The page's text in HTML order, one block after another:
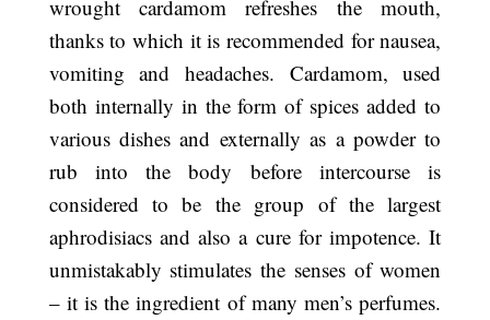
wrought cardamom refreshes the mouth,
thanks to which it is recommended for nausea,
vomiting and headaches. Cardamom, used
both internally in the form of spices added to
various dishes and externally as a powder to
rub into the body before intercourse is
considered to be the group of the largest
aphrodisiacs and also a cure for impotence. It
unmistakably stimulates the senses of women
– it is the ingredient of many men’s perfumes.